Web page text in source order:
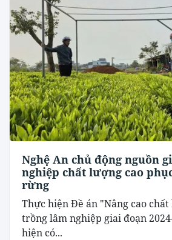
Nghệ An chủ động nguồn
nghiệp chất lượng cao
rừng
Thực hiện Đề án "Nâng cao
trồng lâm nghiệp giai đoạn
hiện có...